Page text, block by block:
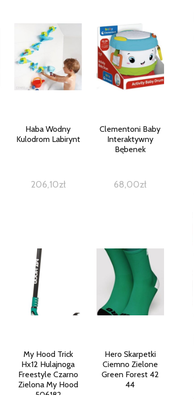
Haba Wodny
Kulodrom Labirynt
206,10zł
Clementoni Baby
Interaktywny
Bębenek
68,00zł
My Hood Trick
Hx12 Hulajnoga
Freestyle Czarno
Zielona My Hood
506182
Hero Skarpetki
Ciemno Zielone
Green Forest 42
44